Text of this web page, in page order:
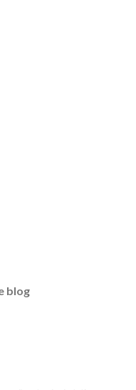
blog